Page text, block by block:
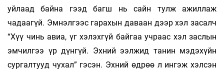
уйлаад байна гээд багш нь сайн тулж ажиллаж
чадаагүй. Эмнэлгээс гарахын даваан дээр хэл засалч
“Хүү чинь авиа, үг хэлэхгүй байгаа учраас хэл заслын
эмчилгээ үр дүнгүй. Эхний ээлжид танин мэдэхүйн
сургалтууд чухал” гэсэн. Эхний өдрөө л ингэж хэлсэн